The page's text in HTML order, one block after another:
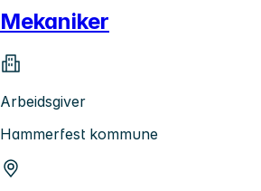
Mekaniker
Arbeidsgiver
Hammerfest kommune